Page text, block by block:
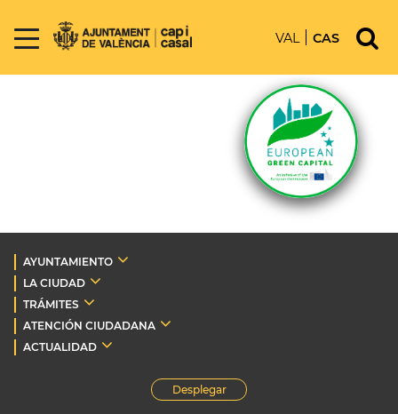
VAL CAS
AYUNTAMIENTO
LA CIUDAD
TRÁMITES
ATENCIÓN CIUDADANA
ACTUALIDAD
Desplegar